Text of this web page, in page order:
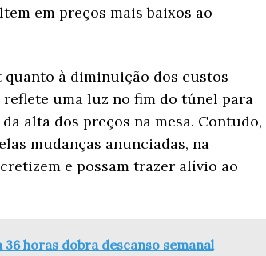
em preços mais baixos ao
à diminuição dos custos
uma luz no fim do túnel para
alta dos preços na mesa. Contudo,
mudanças anunciadas, na
e possam trazer alívio ao
horas dobra descanso semanal